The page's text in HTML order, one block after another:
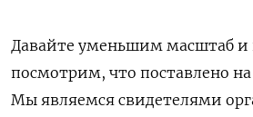
Давайте уменьшим масштаб и
посмотрим, что поставлено на
Мы являемся свидетелями